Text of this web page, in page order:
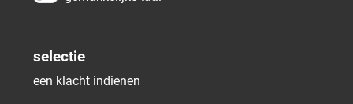
selectie
een klacht indienen